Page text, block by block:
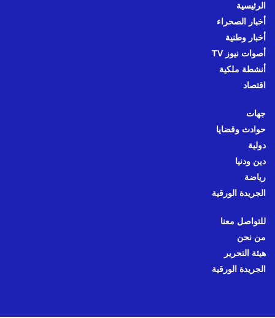
الرئيسية
أخبار الصحراء
أخبار وطنية
أصوات نيوز TV
أنشطة ملكية
اقتصاد
جهات
حوادث وقضايا
دولية
دين ودنيا
رياضة
الجريدة الورقية
للتواصل معنا
من نحن
هيئة التحرير
الجريدة الورقية